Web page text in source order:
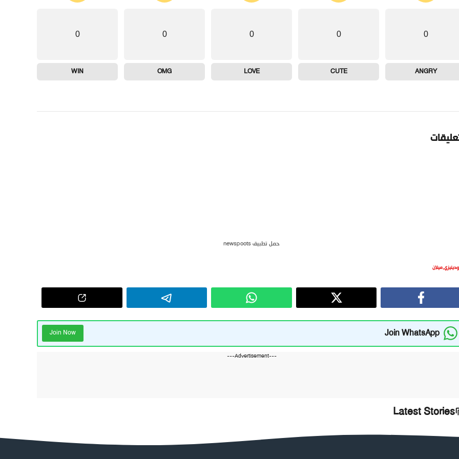
0
ANGRY
0
CUTE
0
LOVE
0
OMG
0
WIN
حمل تطبيق newspoots
,ميلان
Join WhatsApp
Join Now
---Advertisement---
Latest Stories